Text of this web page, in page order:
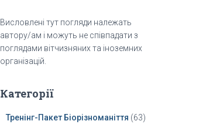
Висловлені тут погляди належать
автору/ам і можуть не співпадати з
поглядами вітчизняних та іноземних
організацій.
Категорії
Тренінг-Пакет Біорізноманіття (63)